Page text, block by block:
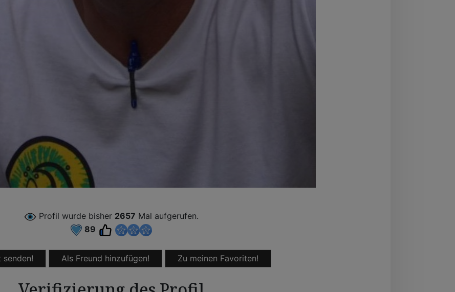
Profil wurde bisher 2657 Mal aufgerufen.
89
senden! Als Freund hinzufügen! Zu meinen Favoriten!